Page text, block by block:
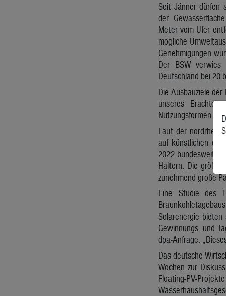
Seit Jänner dürfen
der
Meter vom Ufer
mögliche
Genehmigungen
Der BSW verwies
Deutschland bei 20
Die Ausbauziele
unseres
Nutzungsformen
Laut der nordrhein-
auf künstlichen
2022 bundesweit
Haltern. Die
zunehmend große
Eine Studie des
Solarenergie
Gewinnungs- und
dpa-Anfrage.
Das deutsche
Wochen zur
Floating-PV-